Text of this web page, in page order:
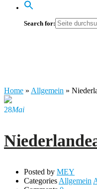
Search for:
Home » Allgemein »
28Mai
Posted by MEY
Categories Allgemein